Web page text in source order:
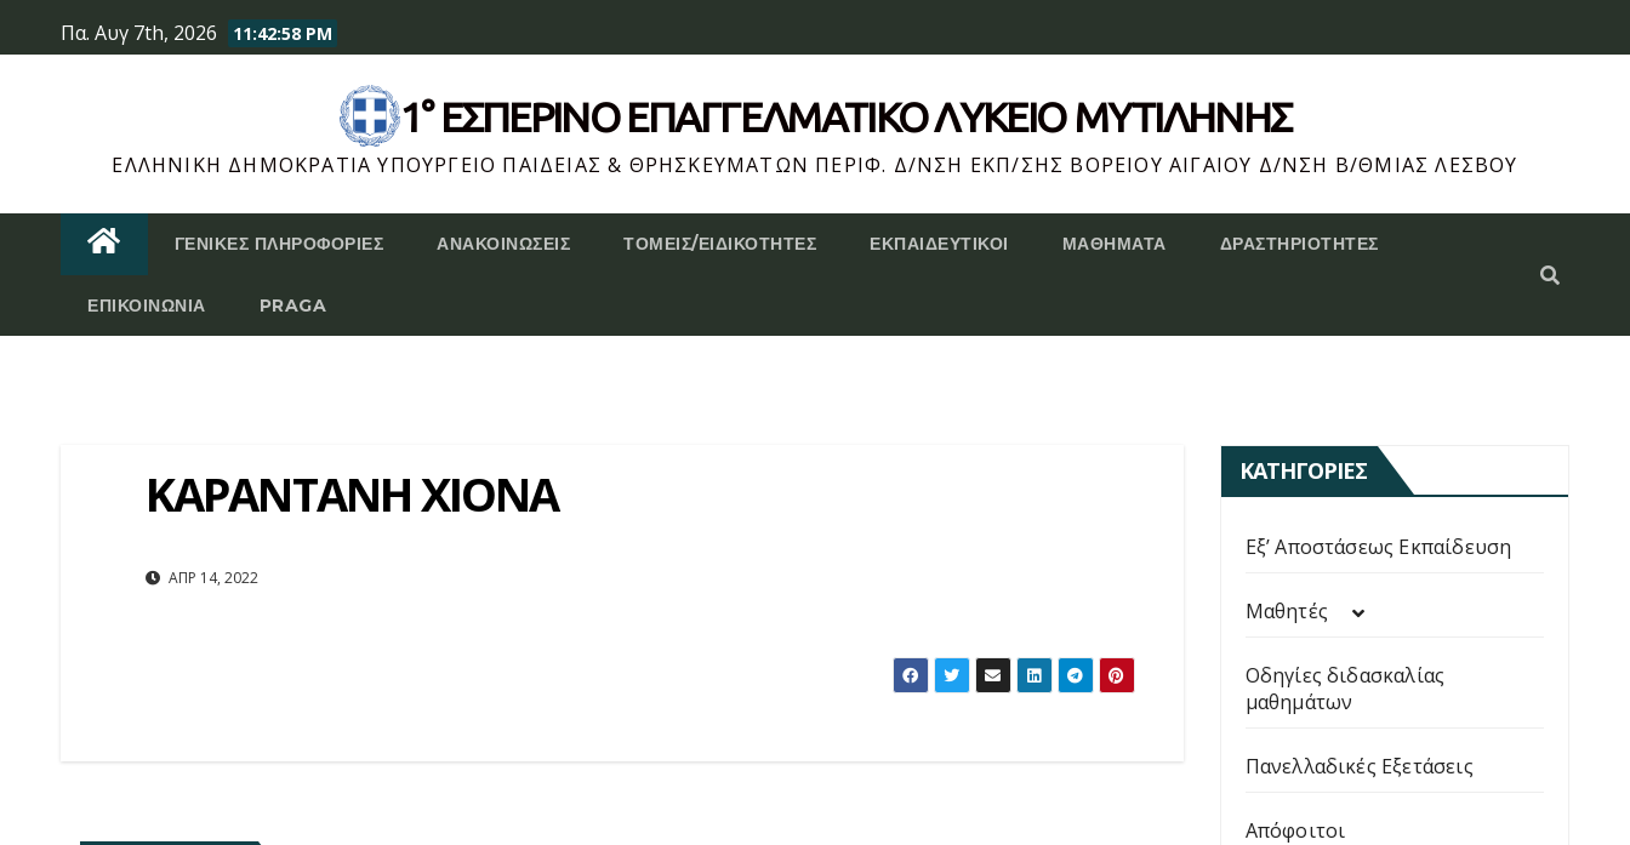
to
Πα. Αυγ 7th, 2026 11:42:58 PM
1° ΕΣΠΕΡΙΝΌ ΕΠΆΓΓΕΛΜΑΤΙΚΟ ΛΥΚΕΙΟ ΜΥΤΙΛΗΝΗΣ
ΕΛΛΗΝΙΚΉ ΔΗΜΟΚΡΑΤΊΑ ΥΠΟΥΡΓΕΊΟ ΠΑΙΔΕΙΑΣ & ΘΡΗΣΚΕΥΜΑΤΩΝ ΠΕΡΙΦ. Δ/ΝΣΗ ΕΚΠ/ΣΗΣ ΒΟΡΕΙΟΥ ΑΙΓΑΙΟΥ Δ/ΝΣΗ Β/ΘΜΙΑΣ ΛΕΣΒΟΥ
ΓΕΝΙΚΈΣ ΠΛΗΡΟΦΟΡΊΕΣ ΑΝΑΚΟΙΝΏΣΕΙΣ ΤΟΜΕΊΣ/ΕΙΔΙΚΌΤΗΤΕΣ ΕΚΠΑΙΔΕΥΤΙΚΟΊ ΜΑΘΗΜΑΤΑ ΔΡΑΣΤΗΡΙΌΤΗΤΕΣ
ΕΠΙΚΟΙΝΩΝΊΑ PRAGA
ΚΑΡΑΝΤΑΝΗ ΧΙΟΝΑ
ΑΠΡ 14, 2022
ΚΑΤΗΓΟΡΊΕΣ
Εξ’ Αποστάσεως Εκπαίδευση
Μαθητές
Οδηγίες διδασκαλίας
μαθημάτων
Πανελλαδικές Εξετάσεις
Απόφοιτοι